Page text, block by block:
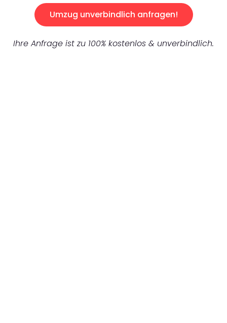
Umzug unverbindlich anfragen!
Ihre Anfrage ist zu 100% kostenlos & unverbindlich.